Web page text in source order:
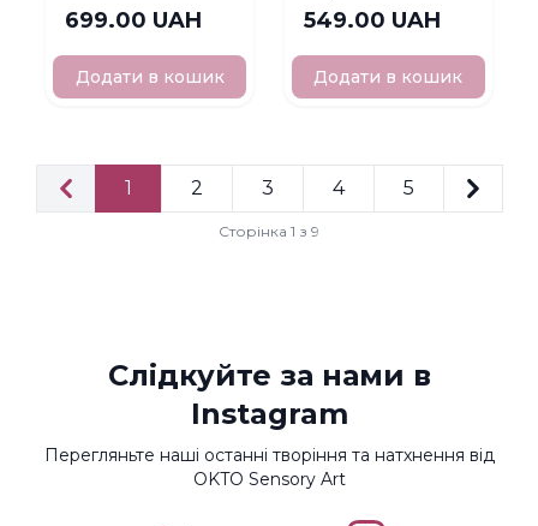
699.00 UAH
Додати в кошик
549.00 UAH
Додати в кошик
Попередня
1 2 3 4 5
Сторінка 1 з 9
Слідкуйте за нами в
Instagram
Перегляньте наші останні творіння та натхнення від
OKTO Sensory Art